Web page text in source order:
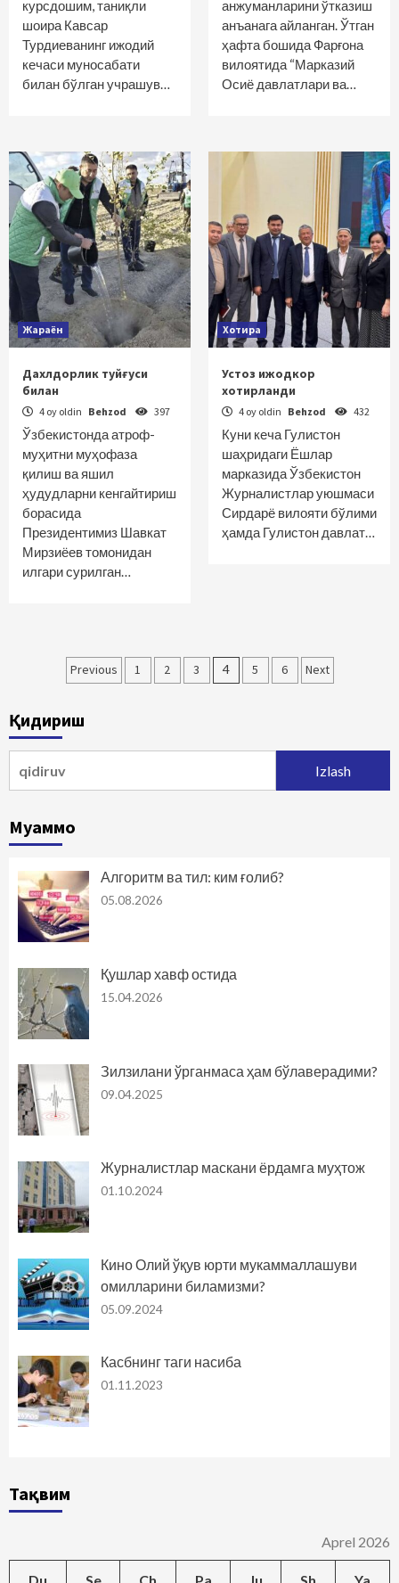
курсдошим, таниқли
шоира Кавсар
Турдиеванинг ижодий
кечаси муносабати
билан бўлган учрашув…
анжуманларини ўтказиш
анъанага айланган. Ўтган
ҳафта бошида Фарғона
вилоятида “Марказий
Осиё давлатлари ва…
Жараён
Дахлдорлик туйғуси
билан
4 oy oldin Behzod 397
Ўзбекистонда атроф-
муҳитни муҳофаза
қилиш ва яшил
ҳудудларни кенгайтириш
борасида
Президентимиз Шавкат
Мирзиёев томонидан
илгари сурилган…
Хотира
Устоз ижодкор
хотирланди
4 oy oldin Behzod 432
Куни кеча Гулистон
шаҳридаги Ёшлар
марказида Ўзбекистон
Журналистлар уюшмаси
Сирдарё вилояти бўлими
ҳамда Гулистон давлат…
Maqolalar
harakatlanish
Previous 1 2 3 4 5 6 Next
Қидириш
Муаммо
Алгоритм ва тил: ким ғолиб?
05.08.2026
Қушлар хавф остида
15.04.2026
Зилзилани ўрганмаса ҳам бўлаверадими?
09.04.2025
Журналистлар маскани ёрдамга муҳтож
01.10.2024
Кино Олий ўқув юрти мукаммаллашуви
омилларини биламизми?
05.09.2024
Касбнинг таги насиба
01.11.2023
Тақвим
Aprel 2026